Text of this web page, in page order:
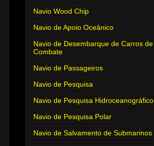
Navio Wood Chip
Navio de Apoio Oceânico
Navio de Desembarque de Carros de
Combate
Navio de Passageiros
Navio de Pesquisa
Navio de Pesquisa Hidroceanográfico
Navio de Pesquisa Polar
Navio de Salvamento de Submarinos